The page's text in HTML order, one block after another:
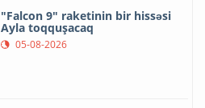
"Falcon 9" raketinin bir hissəsi
Ayla toqquşacaq
05-08-2026